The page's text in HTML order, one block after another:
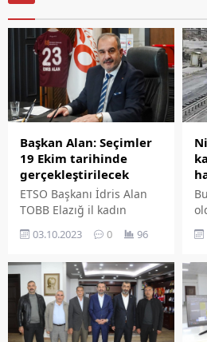
Başkan Alan: Seçimler
19 Ekim tarihinde
gerçekleştirilecek
ETSO Başkanı İdris Alan
TOBB Elazığ il kadın
girişimciler kurulu ve
genç girişimciler kurulu
tamamlandığını kaydetti.
03.10.2023 0 96